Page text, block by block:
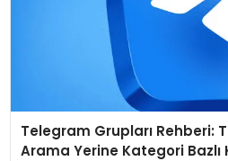
Telegram Grupları Rehberi:
Arama Yerine Kategori Bazlı